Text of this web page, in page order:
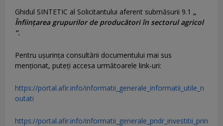
Ghidul SINTETIC al Solicitantului aferent submăsurii 9.1 „
Înființarea grupurilor de producători în sectorul agricol
”.
Pentru uşurinţa consultării documentului mai sus
menţionat, puteţi accesa următoarele link-uri:
https://portal.afir.info/informatii_generale_informatii_utile_n
outati
https://portal.afir.info/informatii_generale_pndr_investitii_prin